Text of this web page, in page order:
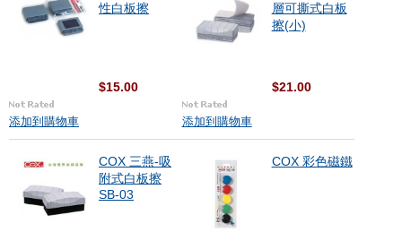
性白板擦
$15.00
添加到購物車
層可撕式白板
擦(小)
$21.00
添加到購物車
COX 三燕-吸
附式白板擦
SB-03
COX 彩色磁鐵